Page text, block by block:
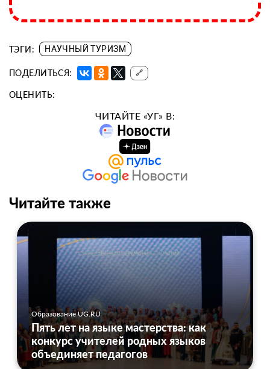
ТЭГИ: НАУЧНЫЙ ТУРИЗМ
ПОДЕЛИТЬСЯ: 🔗
ОЦЕНИТЬ:
ЧИТАЙТЕ «УГ» В:
Читайте также
Образование UG.RU
Пять лет на языке мастерства: как
конкурс учителей родных языков
объединяет педагогов